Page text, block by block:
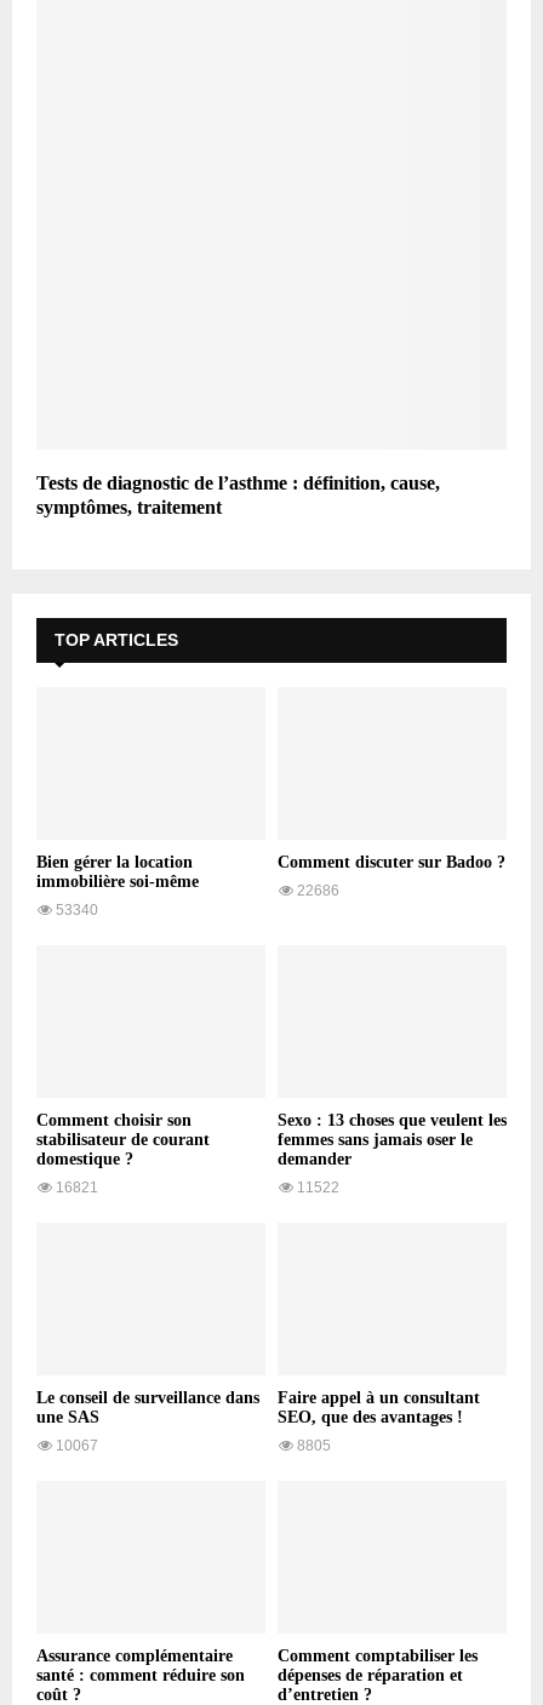
Tests de diagnostic de l’asthme : définition, cause,
symptômes, traitement
TOP ARTICLES
Bien gérer la location
immobilière soi-même
53340
Comment discuter sur Badoo ?
22686
Comment choisir son
stabilisateur de courant
domestique ?
16821
Sexo : 13 choses que veulent les
femmes sans jamais oser le
demander
11522
Le conseil de surveillance dans
une SAS
10067
Faire appel à un consultant
SEO, que des avantages !
8805
Assurance complémentaire
santé : comment réduire son
coût ?
Comment comptabiliser les
dépenses de réparation et
d’entretien ?